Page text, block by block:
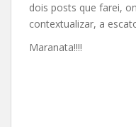
dois posts que farei,
contextualizar, a
Maranata!!!!